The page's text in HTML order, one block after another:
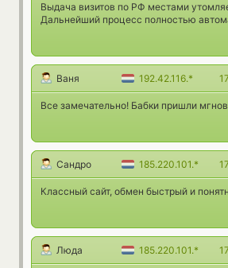
Выдача визитов по РФ местами
Дальнейший процесс полностью
Ваня 192.42.116.*
Все замечательно! Бабки пришли
Сандро 185.220.101.*
Классный сайт, обмен быстрый и
Люда 185.220.101.*